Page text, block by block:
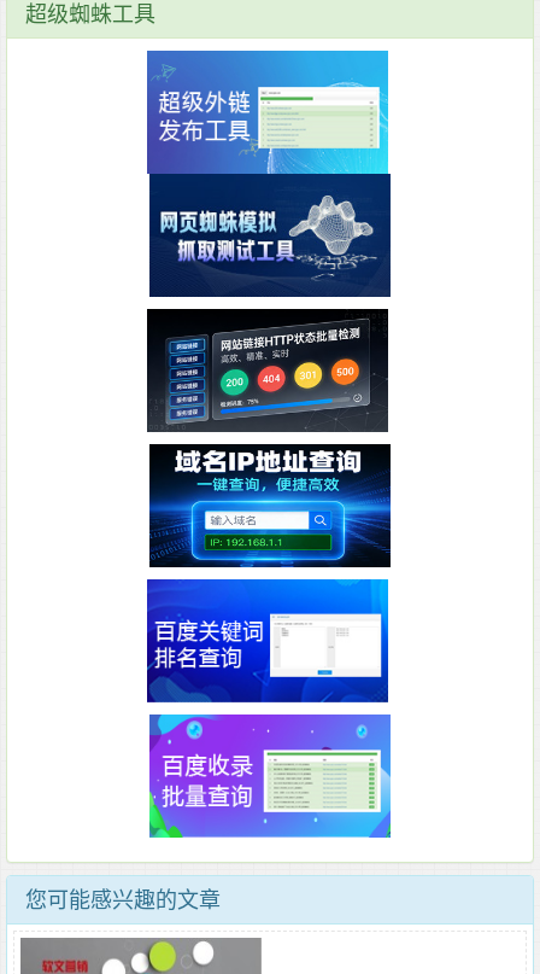
超级蜘蛛工具
您可能感兴趣的文章